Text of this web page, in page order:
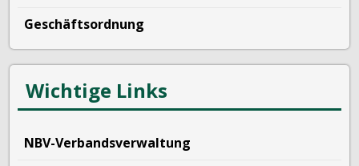
Geschäftsordnung
Wichtige Links
NBV-Verbandsverwaltung